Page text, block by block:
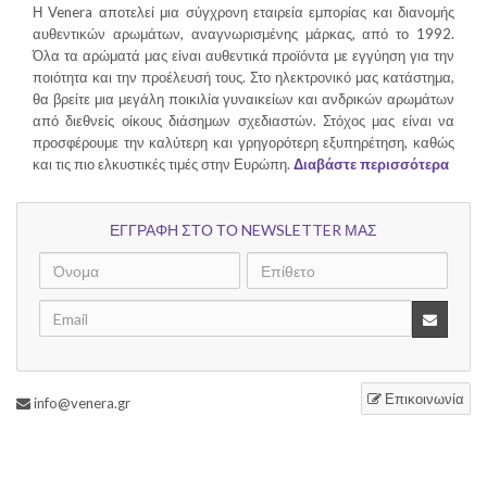
Η Venera αποτελεί μια σύγχρονη εταιρεία εμπορίας και διανομής
αυθεντικών αρωμάτων, αναγνωρισμένης μάρκας, από το 1992.
Όλα τα αρώματά μας είναι αυθεντικά προϊόντα με εγγύηση για την
ποιότητα και την προέλευσή τους. Στο ηλεκτρονικό μας κατάστημα,
θα βρείτε μια μεγάλη ποικιλία γυναικείων και ανδρικών αρωμάτων
από διεθνείς οίκους διάσημων σχεδιαστών. Στόχος μας είναι να
προσφέρουμε την καλύτερη και γρηγορότερη εξυπηρέτηση, καθώς
και τις πιο ελκυστικές τιμές στην Ευρώπη. Διαβάστε περισσότερα
ΕΓΓΡΑΦΗ ΣΤΟ ΤΟ NEWSLETTER ΜΑΣ
Επικοινωνία
info@venera.gr